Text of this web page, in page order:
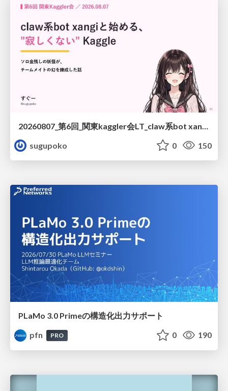
sugupoko
0 150
PLaMo 3.0 Primeの構造化出力サポート
pfn
PRO 0 190